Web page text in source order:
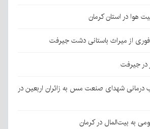
هوا در استان کرمان
از میراث باستانی دشت جیرفت
در جیرفت
درمانی شهدای صنعت مس به زائران اربعین در
به بیت‌المال در کرمان